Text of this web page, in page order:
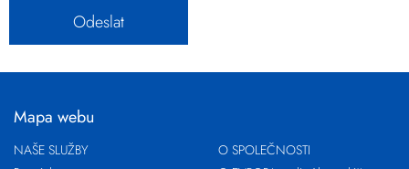
Mapa webu
NAŠE SLUŽBY
O SPOLEČNOSTI